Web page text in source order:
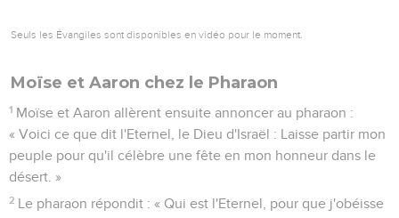
Seuls les Évangiles sont disponibles en vidéo pour le moment.
Moïse et Aaron chez le Pharaon
1 Moïse et Aaron allèrent ensuite annoncer au pharaon :
« Voici ce que dit l'Eternel, le Dieu d'Israël : Laisse partir mon
peuple pour qu'il célèbre une fête en mon honneur dans le
désert. »
2 Le pharaon répondit : « Qui est l'Eternel, pour que j'obéisse